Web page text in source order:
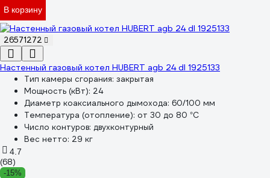
В корзину
26571272
Настенный газовый котел HUBERT agb 24 dl 1925133
Тип камеры сгорания: закрытая
Мощность (кВт): 24
Диаметр коаксиального дымохода: 60/100 мм
Температура (отопление): от 30 до 80 °С
Число контуров: двухконтурный
Вес нетто: 29 кг
4.7
(68)
-15%